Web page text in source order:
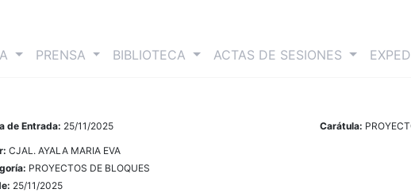
PRENSA BIBLIOTECA ACTAS DE SESIONES
de Entrada: 25/11/2025 Carátula:
CJAL. AYALA MARIA EVA
PROYECTOS DE BLOQUES
25/11/2025